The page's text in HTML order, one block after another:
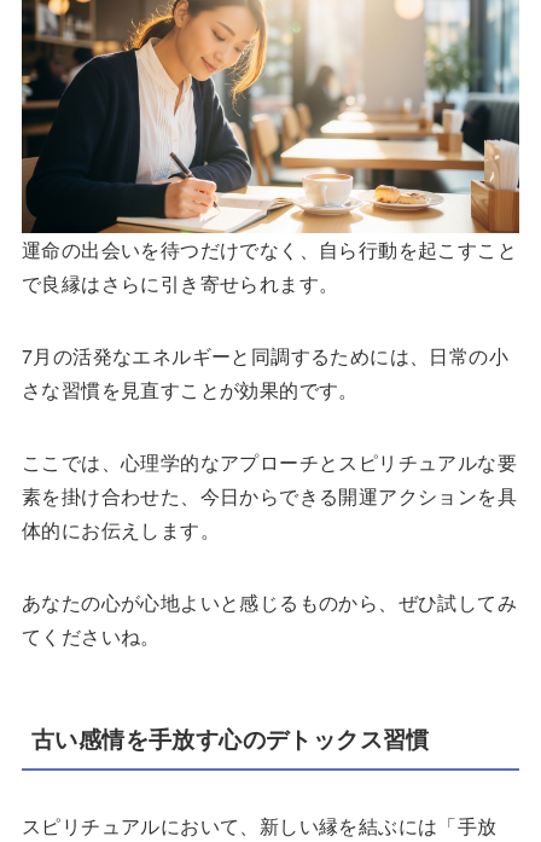
運命の出会いを待つだけでなく、自ら行動を起こすこと
で良縁はさらに引き寄せられます。
7月の活発なエネルギーと同調するためには、日常の小
さな習慣を見直すことが効果的です。
ここでは、心理学的なアプローチとスピリチュアルな要
素を掛け合わせた、今日からできる開運アクションを具
体的にお伝えします。
あなたの心が心地よいと感じるものから、ぜひ試してみ
てくださいね。
古い感情を手放す心のデトックス習慣
スピリチュアルにおいて、新しい縁を結ぶには「手放